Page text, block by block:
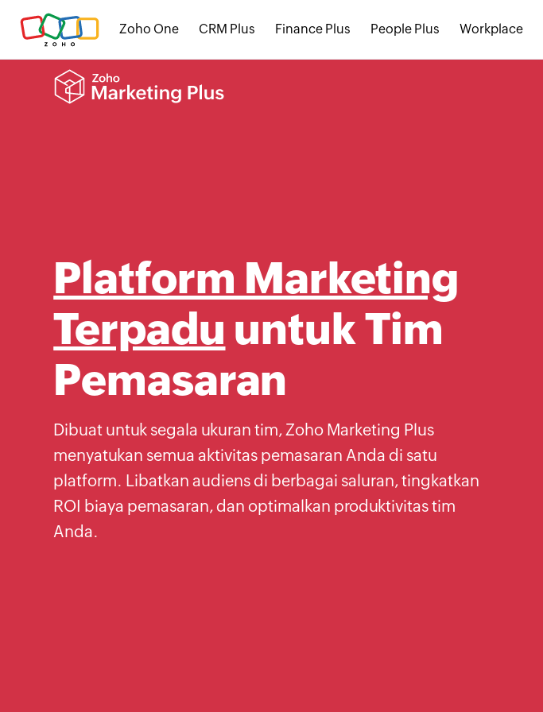
Zoho One CRM Plus Finance Plus People Plus Workplace
Platform Marketing
Terpadu untuk Tim
Pemasaran
Dibuat untuk segala ukuran tim, Zoho Marketing Plus
menyatukan semua aktivitas pemasaran Anda di satu
platform. Libatkan audiens di berbagai saluran, tingkatkan
ROI biaya pemasaran, dan optimalkan produktivitas tim
Anda.